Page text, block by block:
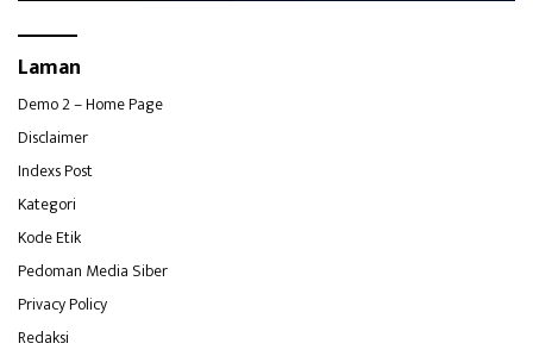
Laman
Demo 2 – Home Page
Disclaimer
Indexs Post
Kategori
Kode Etik
Pedoman Media Siber
Privacy Policy
Redaksi